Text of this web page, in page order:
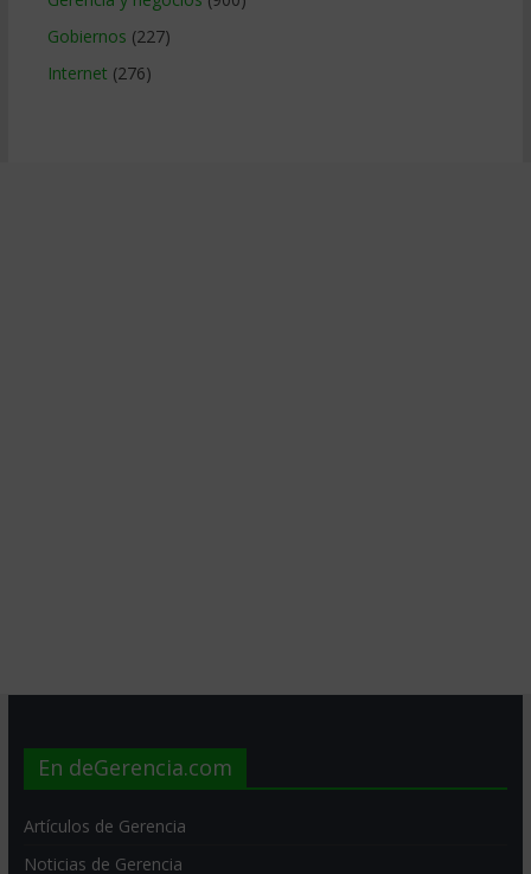
Gobiernos (227)
Internet (276)
En deGerencia.com
Artículos de Gerencia
Noticias de Gerencia